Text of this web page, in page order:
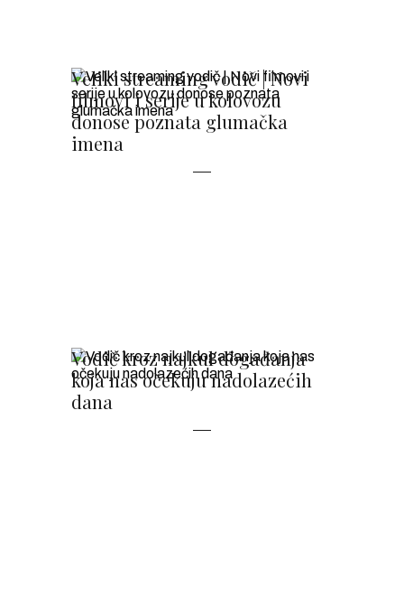
Veliki streaming vodič | Novi
filmovi i serije u kolovozu
donose poznata glumačka
imena
Vodič kroz najkul događanja
koja nas očekuju nadolazećih
dana